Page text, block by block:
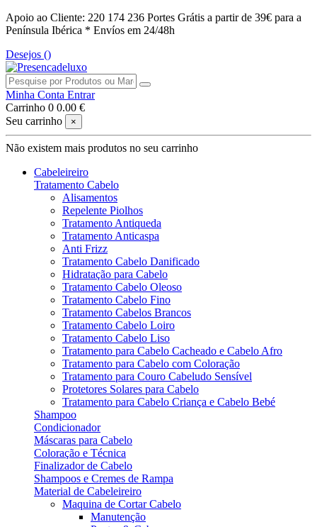
Apoio ao Cliente: 220 174 236 Portes Grátis a partir de 39€ para a
Península Ibérica * Envíos em 24/48h
Desejos ()
Minha Conta Entrar
Carrinho 0 0.00 €
Seu carrinho
×
Não existem mais produtos no seu carrinho
Cabeleireiro
Tratamento Cabelo
Alisamentos
Repelente Piolhos
Tratamento Antiqueda
Tratamento Anticaspa
Anti Frizz
Tratamento Cabelo Danificado
Hidratação para Cabelo
Tratamento Cabelo Oleoso
Tratamento Cabelo Fino
Tratamento Cabelos Brancos
Tratamento Cabelo Loiro
Tratamento Cabelo Liso
Tratamento para Cabelo Cacheado e Cabelo Afro
Tratamento para Cabelo com Coloração
Tratamento para Couro Cabeludo Sensível
Protetores Solares para Cabelo
Tratamento para Cabelo Criança e Cabelo Bebé
Shampoo
Condicionador
Máscaras para Cabelo
Coloração e Técnica
Finalizador de Cabelo
Shampoos e Cremes de Rampa
Material de Cabeleireiro
Maquina de Cortar Cabelo
Manutenção